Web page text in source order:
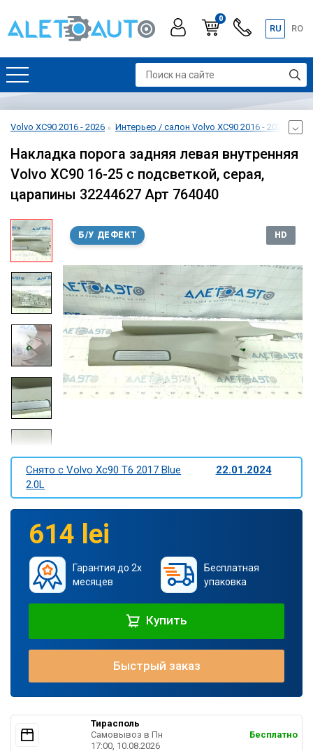
0
RU RO
Volvo XC90 2016 - 2026 Интерьер / салон Volvo XC90 2016 - 2026
Накладка порога задняя левая внутренняя
Volvo XC90 16-25 с подсветкой, серая,
царапины 32244627 Арт 764040
Б/У ДЕФЕКТ HD
Снято c Volvo Xc90 T6 2017 Blue
2.0L
22.01.2024
614 lei
Гарантия до 2х
месяцев
Бесплатная
упаковка
Купить
Быстрый заказ
Тирасполь
Самовывоз в Пн
17:00, 10.08.2026
Бесплатно